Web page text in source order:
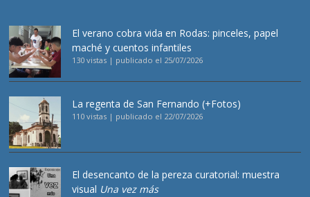
El verano cobra vida en Rodas: pinceles, papel
maché y cuentos infantiles
130 vistas | publicado el 25/07/2026
La regenta de San Fernando (+Fotos)
110 vistas | publicado el 22/07/2026
El desencanto de la pereza curatorial: muestra
visual Una vez más